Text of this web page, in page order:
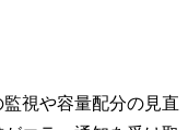
視や容量配分の見直